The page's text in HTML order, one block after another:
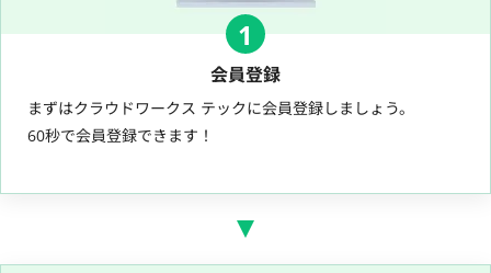
1
会員登録
まずはクラウドワークス テックに会員登録しましょう。
60秒で会員登録できます！